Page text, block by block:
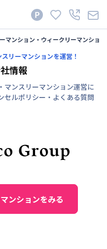
マンション・ウィークリーマンション
リーマンションを運営！
情報
マンスリーマンション運営に
セルポリシー・よくある質問
ンションをみる